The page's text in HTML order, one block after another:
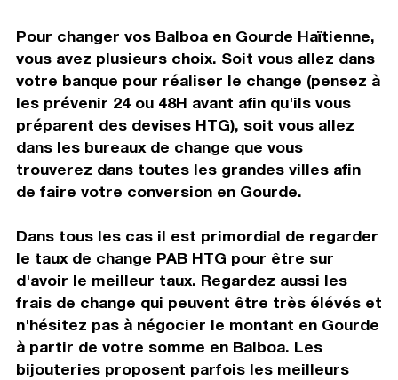
Pour changer vos Balboa en Gourde Haïtienne,
vous avez plusieurs choix. Soit vous allez dans
votre banque pour réaliser le change (pensez à
les prévenir 24 ou 48H avant afin qu'ils vous
préparent des devises HTG), soit vous allez
dans les bureaux de change que vous
trouverez dans toutes les grandes villes afin
de faire votre conversion en Gourde.
Dans tous les cas il est primordial de regarder
le taux de change PAB HTG pour être sur
d'avoir le meilleur taux. Regardez aussi les
frais de change qui peuvent être très élévés et
n'hésitez pas à négocier le montant en Gourde
à partir de votre somme en Balboa. Les
bijouteries proposent parfois les meilleurs